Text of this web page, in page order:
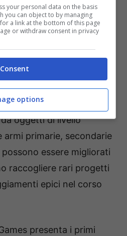
saccheggiatore,
e completare le missioni
non sono sempre
sta cercando per la
sistema di crafting
preziose
oggetti di livello
armi primarie, secondarie
essere migliorati
raccogliere rari progetti
epici nel corso
presenta i primi
your personal data on the basis
you can object to by managing
a link at the bottom of this page
or withdraw consent in privacy
Consent
options